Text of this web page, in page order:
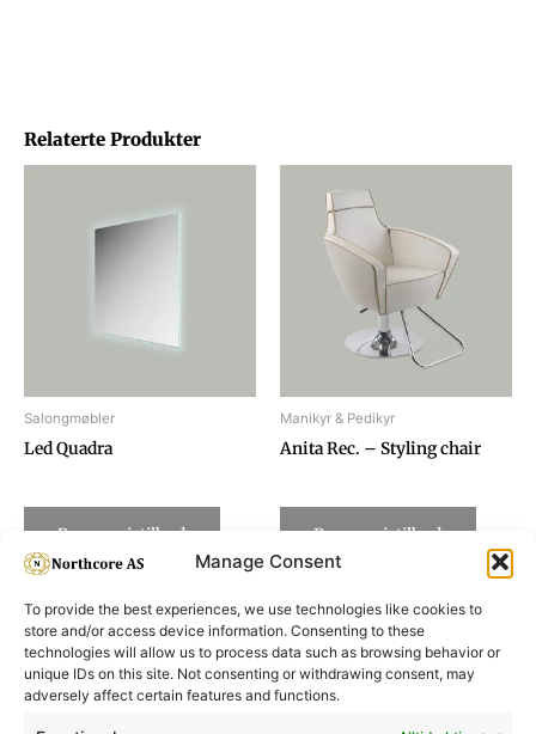
Manage Consent
To provide the best experiences, we use technologies like cookies to
store and/or access device information. Consenting to these
technologies will allow us to process data such as browsing behavior or
unique IDs on this site. Not consenting or withdrawing consent, may
adversely affect certain features and functions.
Relaterte Produkter
Salongmøbler
Led Quadra
Be om pristilbud
Manikyr & Pedikyr
Anita Rec. – Styling chair
Be om pristilbud
Informasjon